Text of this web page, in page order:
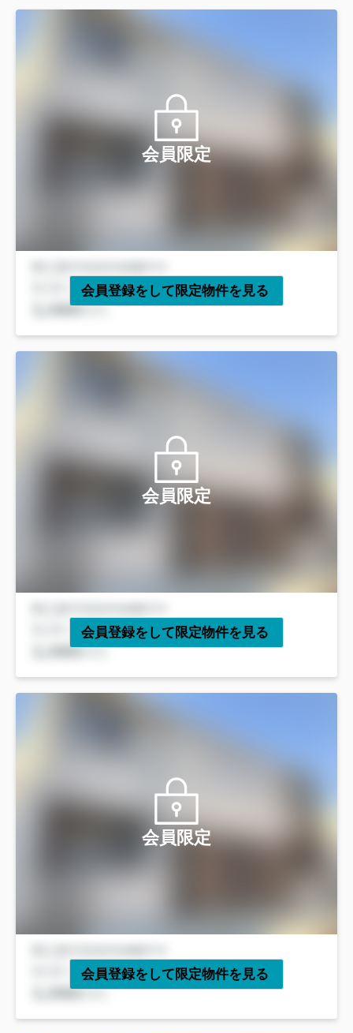
会員限定
会員登録をして限定物件を見る
会員限定
会員登録をして限定物件を見る
会員限定
会員登録をして限定物件を見る